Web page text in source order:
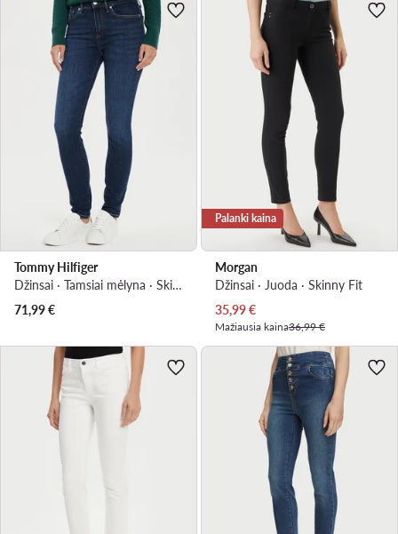
Tommy Hilfiger
Džinsai · Tamsiai mėlyna · Skinny Fit
71,99€
Palanki kaina
Morgan
Džinsai · Juoda · Skinny Fit
Dabartinė kaina
35,99€
Mažiausia kaina36,99 €